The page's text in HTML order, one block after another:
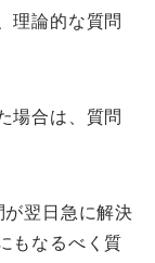
理論的な質問
場合は、質問
が翌日急に解決
もなるべく質